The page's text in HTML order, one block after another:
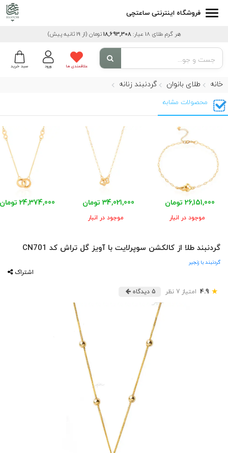
فروشگاه اینترنتی ساعتچی
هر گرم طلای 18 عیار: 18,693,308تومان (از 19 ثانیه پیش)
سبد خرید ورود علاقمندی ها
خانه طلای بانوان گردنبند زنانه
محصولات مشابه
26,151,000 تومان
موجود در انبار
34,021,000 تومان
موجود در انبار
24,374,000 تومان
گردنبند طلا از کالکشن سوپرلایت با آویز گل تراش کد CN701
گردنبند با زنجیر
اشتراک
★
4.9 امتیاز 7 نظر 5 دیدگاه